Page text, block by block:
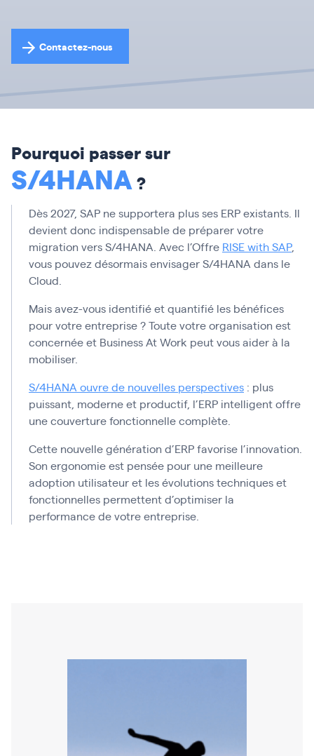
Contactez-nous
Pourquoi passer sur
S/4HANA ?
Dès 2027, SAP ne supportera plus ses ERP existants. Il
devient donc indispensable de préparer votre
migration vers S/4HANA. Avec l’Offre RISE with SAP,
vous pouvez désormais envisager S/4HANA dans le
Cloud.
Mais avez-vous identifié et quantifié les bénéfices
pour votre entreprise ? Toute votre organisation est
concernée et Business At Work peut vous aider à la
mobiliser.
S/4HANA ouvre de nouvelles perspectives : plus
puissant, moderne et productif, l’ERP intelligent offre
une couverture fonctionnelle complète.
Cette nouvelle génération d’ERP favorise l’innovation.
Son ergonomie est pensée pour une meilleure
adoption utilisateur et les évolutions techniques et
fonctionnelles permettent d’optimiser la
performance de votre entreprise.